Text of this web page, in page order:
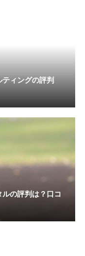
ィングの評判
の評判は？口コ